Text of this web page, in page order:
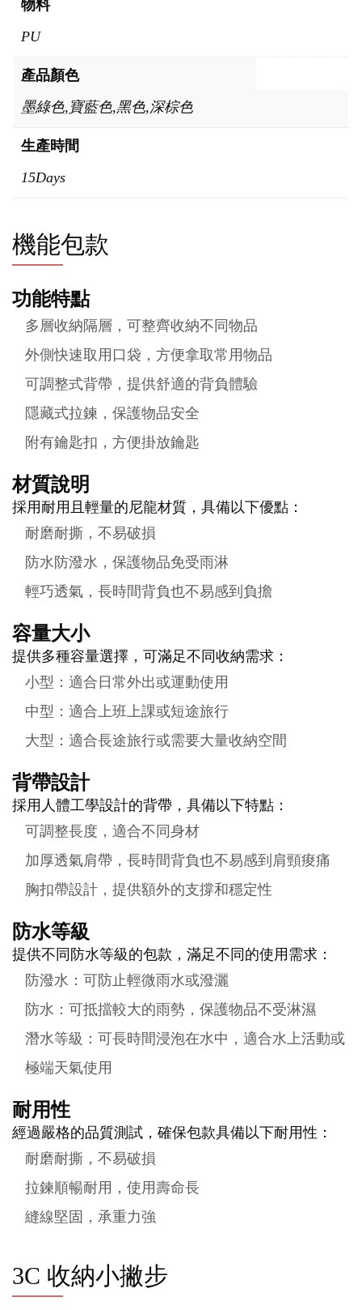
物料
PU
產品顏色
墨綠色,寶藍色,黑色,深棕色
生產時間
15Days
機能包款
功能特點
多層收納隔層，可整齊收納不同物品
外側快速取用口袋，方便拿取常用物品
可調整式背帶，提供舒適的背負體驗
隱藏式拉鍊，保護物品安全
附有鑰匙扣，方便掛放鑰匙
材質說明
採用耐用且輕量的尼龍材質，具備以下優點：
耐磨耐撕，不易破損
防水防潑水，保護物品免受雨淋
輕巧透氣，長時間背負也不易感到負擔
容量大小
提供多種容量選擇，可滿足不同收納需求：
小型：適合日常外出或運動使用
中型：適合上班上課或短途旅行
大型：適合長途旅行或需要大量收納空間
背帶設計
採用人體工學設計的背帶，具備以下特點：
可調整長度，適合不同身材
加厚透氣肩帶，長時間背負也不易感到肩頸痠痛
胸扣帶設計，提供額外的支撐和穩定性
防水等級
提供不同防水等級的包款，滿足不同的使用需求：
防潑水：可防止輕微雨水或潑灑
防水：可抵擋較大的雨勢，保護物品不受淋濕
潛水等級：可長時間浸泡在水中，適合水上活動或
極端天氣使用
耐用性
經過嚴格的品質測試，確保包款具備以下耐用性：
耐磨耐撕，不易破損
拉鍊順暢耐用，使用壽命長
縫線堅固，承重力強
3C 收納小撇步